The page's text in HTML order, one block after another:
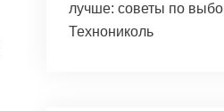
лучше: советы по
Технониколь